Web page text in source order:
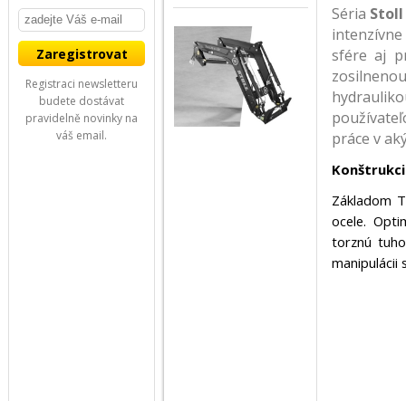
Séria
sfére aj
práce v
Základom
ocele.
torznú
manipulácii
Registraci newsletteru
budete dostávat
pravidelně novinky na
váš email.